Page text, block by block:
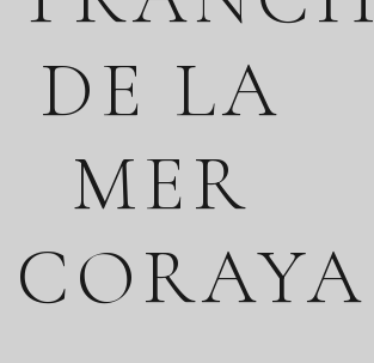
DE LA
MER
CORAYA